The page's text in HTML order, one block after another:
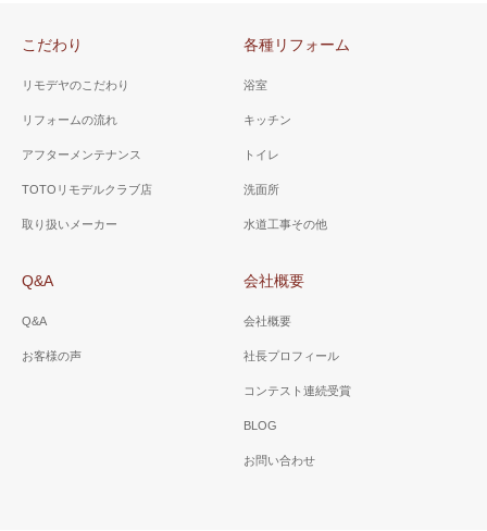
こだわり
リモデヤのこだわり
リフォームの流れ
アフターメンテナンス
TOTOリモデルクラブ店
取り扱いメーカー
各種リフォーム
浴室
キッチン
トイレ
洗面所
水道工事その他
Q&A
Q&A
お客様の声
会社概要
会社概要
社長プロフィール
コンテスト連続受賞
BLOG
お問い合わせ